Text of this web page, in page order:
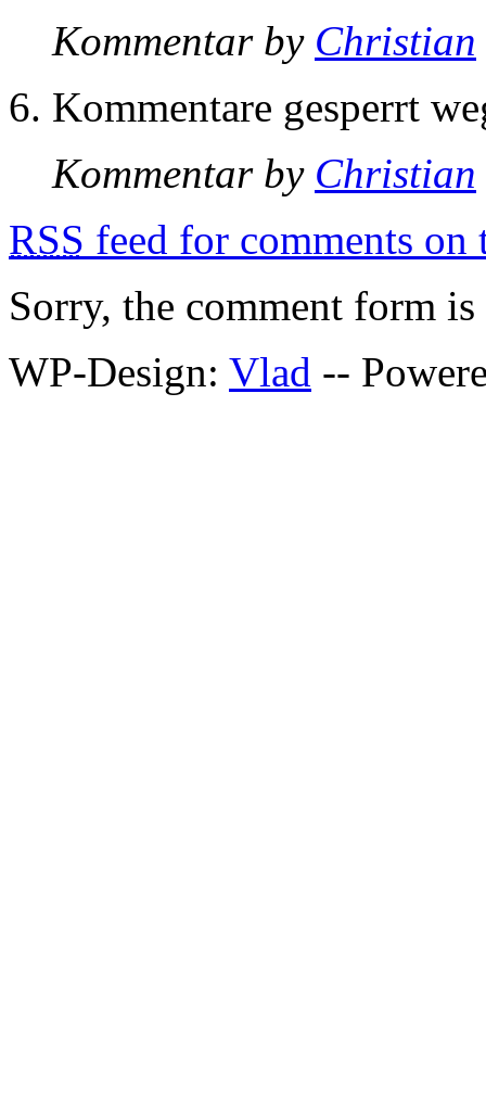
Kommentar by Christian
Kommentare gesperrt
Kommentar by Christian
RSS feed for comments on
Sorry, the comment form
WP-Design: Vlad --